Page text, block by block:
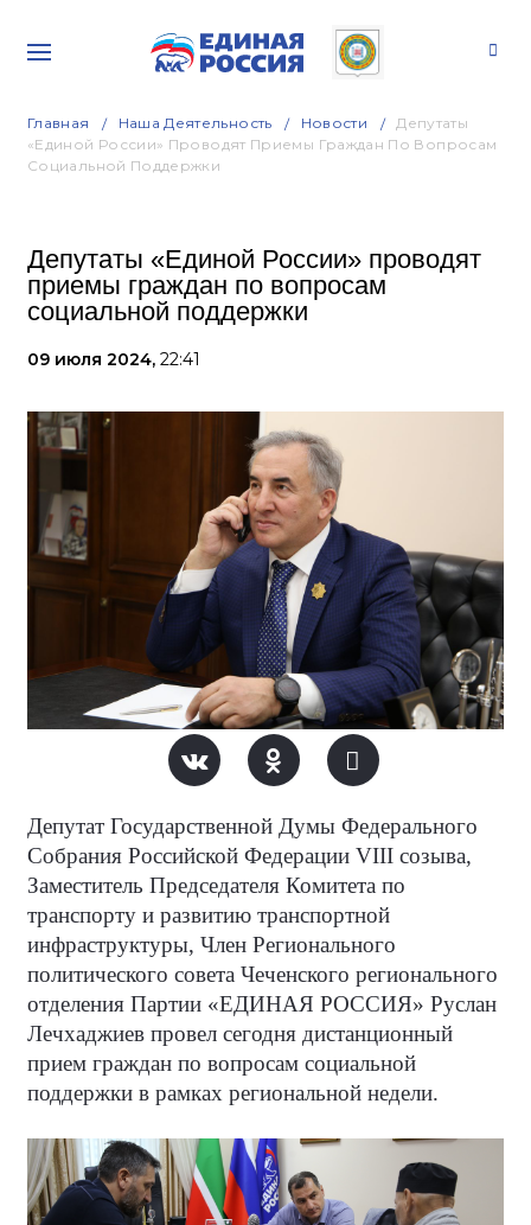
Главная Наша Деятельность Новости
Депутаты
«Единой России» Проводят Приемы Граждан По Вопросам
Социальной Поддержки
Депутаты «Единой России» проводят
приемы граждан по вопросам
социальной поддержки
09 июля 2024, 22:41
Депутат Государственной Думы Федерального
Собрания Российской Федерации VIII созыва,
Заместитель Председателя Комитета по
транспорту и развитию транспортной
инфраструктуры, Член Регионального
политического совета Чеченского регионального
отделения Партии «ЕДИНАЯ РОССИЯ» Руслан
Лечхаджиев провел сегодня дистанционный
прием граждан по вопросам социальной
поддержки в рамках региональной недели.